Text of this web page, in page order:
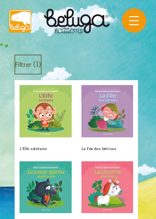
Filtrer (1)
L'Elfe solidaire La Fée des bêtises